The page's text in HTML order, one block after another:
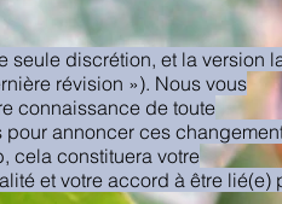
seule discrétion, et la version
révision »). Nous vous
connaissance de toute
annoncer ces
cela constituera votre
et votre accord à être lié(e)